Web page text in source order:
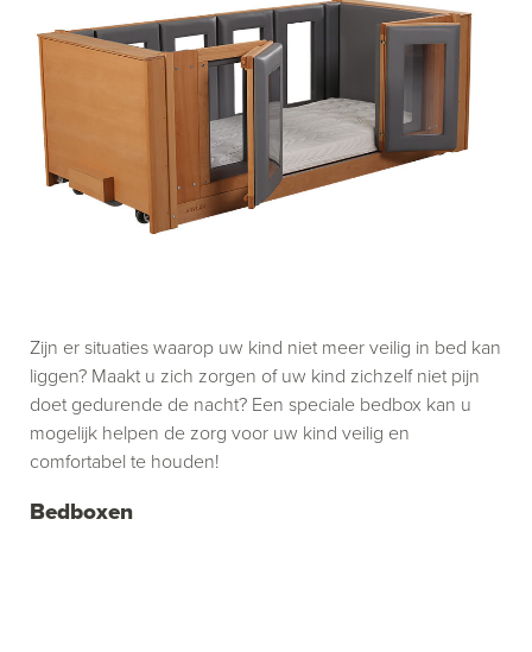
Bedboxen
Zijn er situaties waarop uw kind niet meer veilig in bed kan
liggen? Maakt u zich zorgen of uw kind zichzelf niet pijn
doet gedurende de nacht? Een speciale bedbox kan u
mogelijk helpen de zorg voor uw kind veilig en
comfortabel te houden!